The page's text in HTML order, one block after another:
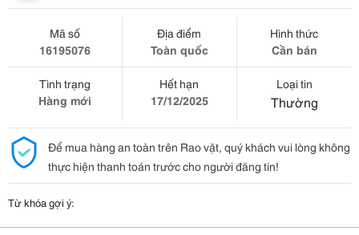
Mã số
16195076
Địa điểm
Toàn quốc
Hình thức
Cần bán
Tình trạng
Hàng mới
Hết hạn
17/12/2025
Loại tin
Thường
Để mua hàng an toàn trên Rao vặt, quý khách vui lòng không
thực hiện thanh toán trước cho người đăng tin!
Từ khóa gợi ý: